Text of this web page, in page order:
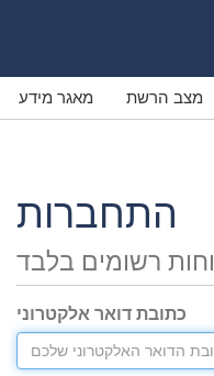
מאגר מידע מצב הרשת
התחברות
רשומים בלבד
כתובת דואר אלקטרוני